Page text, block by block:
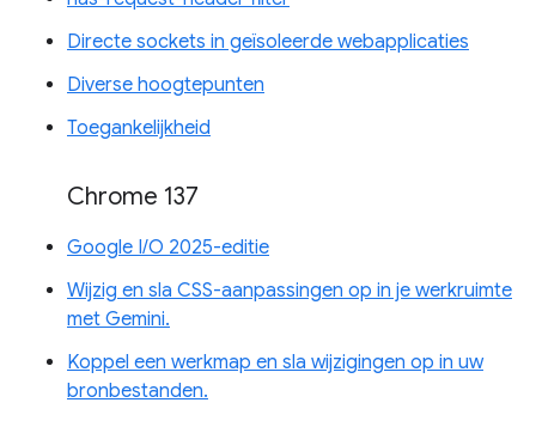
Directe sockets in geïsoleerde webapplicaties
Diverse hoogtepunten
Toegankelijkheid
Chrome 137
Google I/O 2025-editie
Wijzig en sla CSS-aanpassingen op in je werkruimte
met Gemini.
Koppel een werkmap en sla wijzigingen op in uw
bronbestanden.